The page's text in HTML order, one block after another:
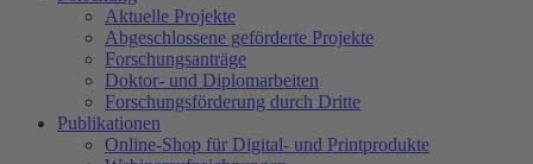
Aktuelle Projekte
Abgeschlossene geförderte Projekte
Forschungsanträge
Doktor- und Diplomarbeiten
Forschungsförderung durch Dritte
Publikationen
Online-Shop für Digital- und Printprodukte